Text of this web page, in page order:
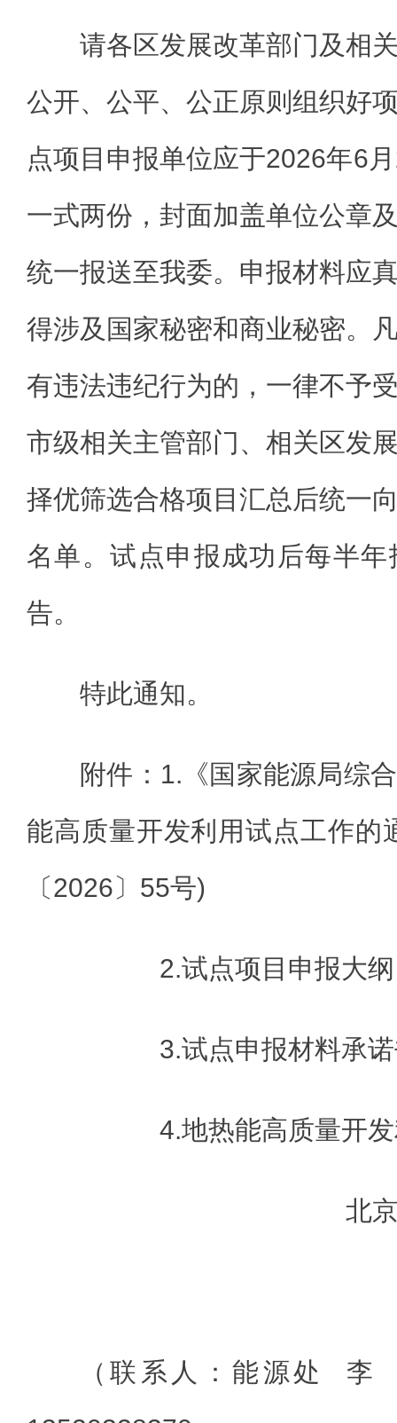
请各区发展改革部门及相
公开、公平、公正原则组织好
点项目申报单位应于2026年6
一式两份，封面加盖单位公章
统一报送至我委。申报材料应
得涉及国家秘密和商业秘密。
有违法违纪行为的，一律不予
市级相关主管部门、相关区发
择优筛选合格项目汇总后统一
名单。试点申报成功后每半
告。
特此通知。
附件：1.《国家能源局综
能高质量开发利用试点工作的
〔2026〕55号)
2.试点项目申报大纲
3.试点申报材料承诺
4.地热能高质量开发
北
（联系人：能源处